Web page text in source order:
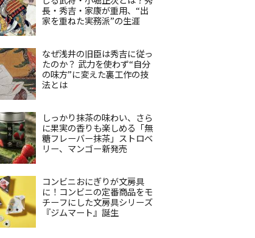
長・秀吉・家康が重用、“出
家を重ねた実務派”の生涯
なぜ浅井の旧臣は秀吉に従っ
たのか？ 武力を使わず“自分
の味方”に変えた裏工作の技
法とは
しっかり抹茶の味わい、さら
に果実の香りも楽しめる「無
糖フレーバー抹茶」ストロベ
リー、マンゴー新発売
コンビニおにぎりが文房具
に！コンビニの定番商品をモ
チーフにした文房具シリーズ
『ジムマート』誕生